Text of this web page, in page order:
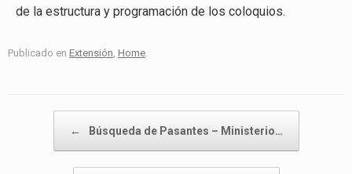
de la estructura y programación de los coloquios.
Publicado en Extensión, Home.
← Búsqueda de Pasantes – Ministerio…